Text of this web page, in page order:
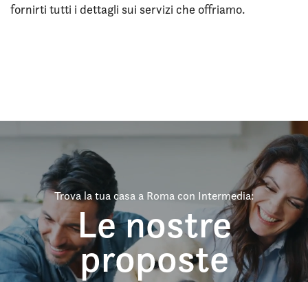
fornirti tutti i dettagli sui servizi che offriamo.
Trova la tua casa a Roma con Intermedia:
Le nostre
proposte